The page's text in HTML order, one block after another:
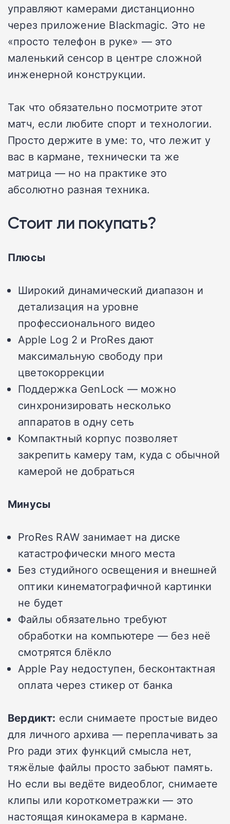
управляют камерами дистанционно
через приложение Blackmagic. Это не
«просто телефон в руке» — это
маленький сенсор в центре сложной
инженерной конструкции.
Так что обязательно посмотрите этот
матч, если любите спорт и технологии.
Просто держите в уме: то, что лежит у
вас в кармане, технически та же
матрица — но на практике это
абсолютно разная техника.
Стоит ли покупать?
Плюсы
Широкий динамический диапазон и
детализация на уровне
профессионального видео
Apple Log 2 и ProRes дают
максимальную свободу при
цветокоррекции
Поддержка GenLock — можно
синхронизировать несколько
аппаратов в одну сеть
Компактный корпус позволяет
закрепить камеру там, куда с обычной
камерой не добраться
Минусы
ProRes RAW занимает на диске
катастрофически много места
Без студийного освещения и внешней
оптики кинематографичной картинки
не будет
Файлы обязательно требуют
обработки на компьютере — без неё
смотрятся блёкло
Apple Pay недоступен, бесконтактная
оплата через стикер от банка
Вердикт: если снимаете простые видео
для личного архива — переплачивать за
Pro ради этих функций смысла нет,
тяжёлые файлы просто забьют память.
Но если вы ведёте видеоблог, снимаете
клипы или короткометражки — это
настоящая кинокамера в кармане.